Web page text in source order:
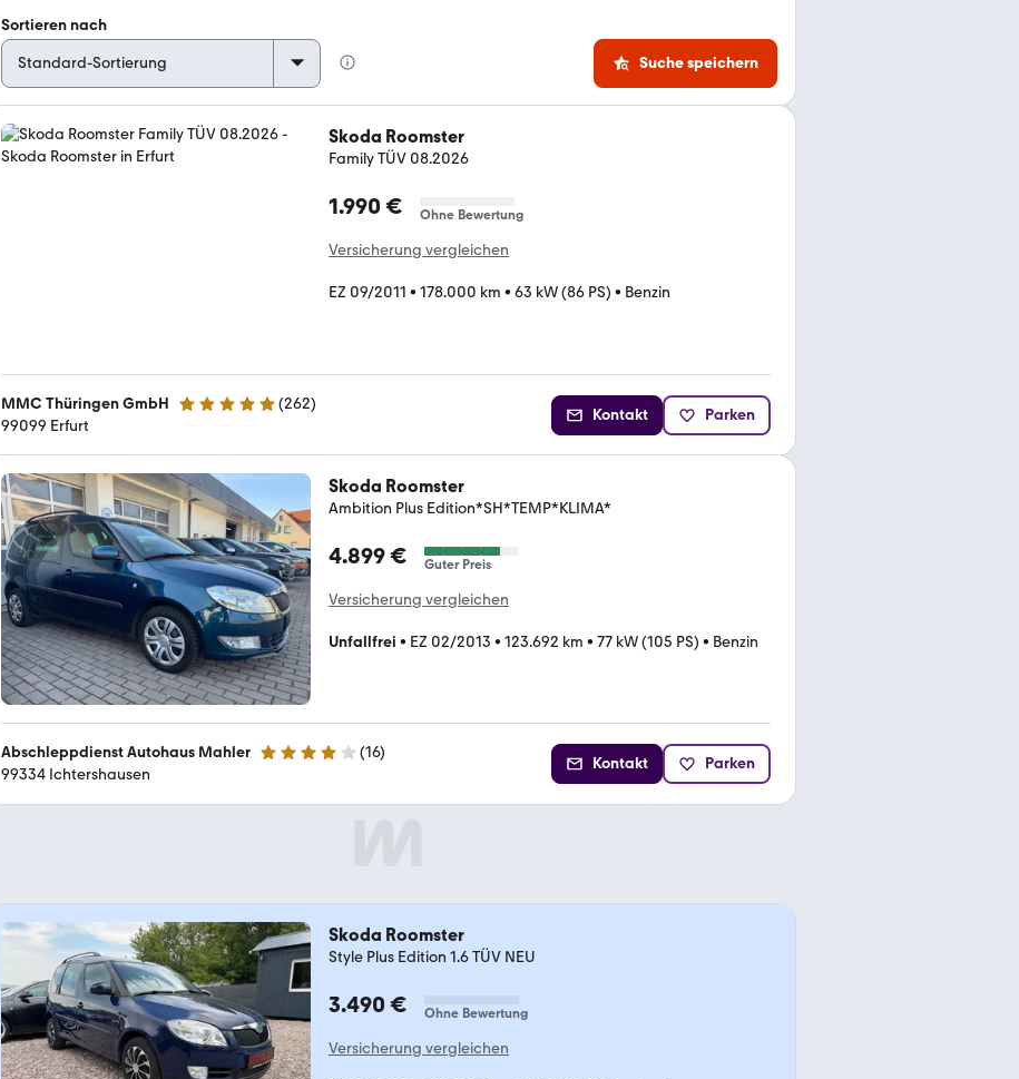
Sortieren nach
Suche speichern
Skoda Roomster
Family TÜV 08.2026
1.990 € Ohne Bewertung
Versicherung vergleichen
EZ 09/2011 • 178.000 km • 63 kW (86 PS) • Benzin
MMC Thüringen GmbH 4.9 Sterne (262)
99099 Erfurt
Kontakt Parken
Skoda Roomster
Ambition Plus Edition*SH*TEMP*KLIMA*
4.899 € Guter Preis
Versicherung vergleichen
Unfallfrei • EZ 02/2013 • 123.692 km • 77 kW (105 PS) • Benzin
Abschleppdienst Autohaus Mahler 4 Sterne (16)
99334 Ichtershausen
Kontakt Parken
Skoda Roomster
Style Plus Edition 1.6 TÜV NEU
3.490 € Ohne Bewertung
Versicherung vergleichen